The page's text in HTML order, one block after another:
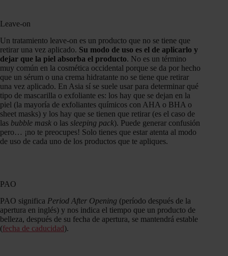
Leave-on
Un tratamiento leave-on es un producto que no se tiene que
retirar una vez aplicado. Su modo de uso es el de aplicarlo y
dejar que la piel absorba el producto. No es un término
muy común en la cosmética occidental porque se da por hecho
que un sérum o una crema hidratante no se tiene que retirar
una vez aplicado. En Asia sí se suele usar para determinar qué
tipo de mascarilla o exfoliante es: los hay que se dejan en la
piel (la mayoría de exfoliantes químicos con AHA o BHA o
sheet masks) y los hay que se tienen que retirar (es el caso de
las bubble mask o las sleeping pack). Puede generar confusión
pero… ¡no te preocupes! Solo tienes que estar atenta al modo
de uso de cada uno de los productos que te apliques.
PAO
PAO significa Period After Opening (período después de la
apertura en inglés) y nos indica el tiempo que un producto de
belleza, después de su fecha de apertura, se mantendrá estable
(fecha de caducidad).